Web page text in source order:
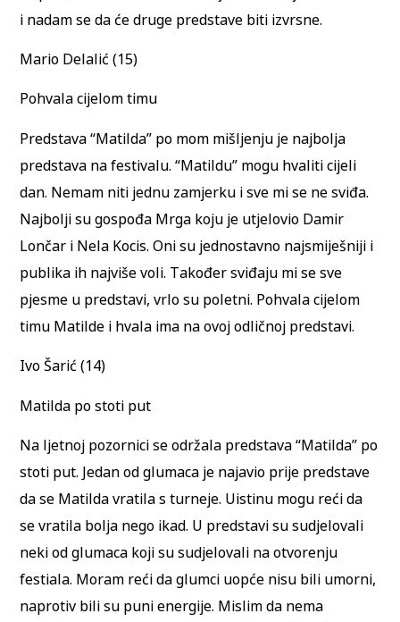
i nadam se da će druge predstave biti izvrsne.
Mario Delalić (15)
Pohvala cijelom timu
Predstava “Matilda” po mom mišljenju je najbolja
predstava na festivalu. “Matildu” mogu hvaliti cijeli
dan. Nemam niti jednu zamjerku i sve mi se ne sviđa.
Najbolji su gospođa Mrga koju je utjelovio Damir
Lončar i Nela Kocis. Oni su jednostavno najsmiješniji i
publika ih najviše voli. Također sviđaju mi se sve
pjesme u predstavi, vrlo su poletni. Pohvala cijelom
timu Matilde i hvala ima na ovoj odličnoj predstavi.
Ivo Šarić (14)
Matilda po stoti put
Na ljetnoj pozornici se održala predstava “Matilda” po
stoti put. Jedan od glumaca je najavio prije predstave
da se Matilda vratila s turneje. Uistinu mogu reći da
se vratila bolja nego ikad. U predstavi su sudjelovali
neki od glumaca koji su sudjelovali na otvorenju
festiala. Moram reći da glumci uopće nisu bili umorni,
naprotiv bili su puni energije. Mislim da nema